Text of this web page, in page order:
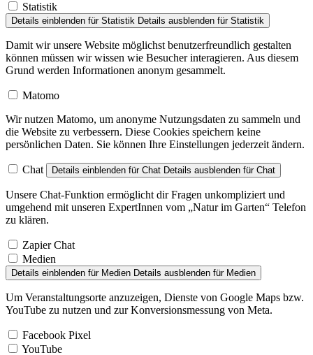
Statistik
Details einblenden für Statistik Details ausblenden für Statistik
Damit wir unsere Website möglichst benutzerfreundlich gestalten
können müssen wir wissen wie Besucher interagieren. Aus diesem
Grund werden Informationen anonym gesammelt.
Matomo
Wir nutzen Matomo, um anonyme Nutzungsdaten zu sammeln und
die Website zu verbessern. Diese Cookies speichern keine
persönlichen Daten. Sie können Ihre Einstellungen jederzeit ändern.
Chat Details einblenden für Chat Details ausblenden für Chat
Unsere Chat-Funktion ermöglicht dir Fragen unkompliziert und
umgehend mit unseren ExpertInnen vom „Natur im Garten“ Telefon
zu klären.
Zapier Chat
Medien
Details einblenden für Medien Details ausblenden für Medien
Um Veranstaltungsorte anzuzeigen, Dienste von Google Maps bzw.
YouTube zu nutzen und zur Konversionsmessung von Meta.
Facebook Pixel
YouTube